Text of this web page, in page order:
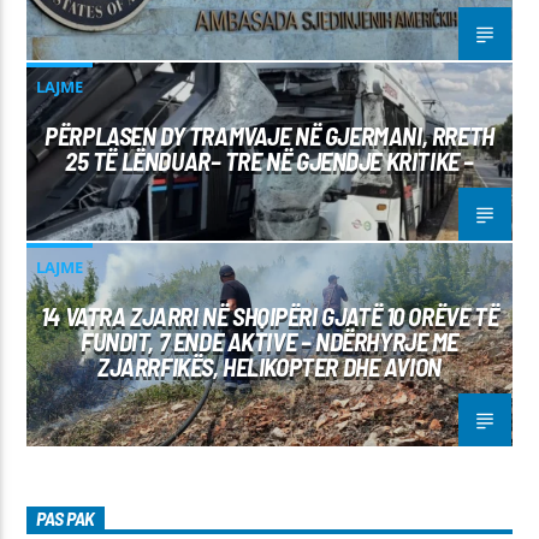
LAJME
PËRPLASEN DY TRAMVAJE NË GJERMANI, RRETH
25 TË LËNDUAR– TRE NË GJENDJE KRITIKE –
LAJME
14 VATRA ZJARRI NË SHQIPËRI GJATË 10 ORËVE TË
FUNDIT, 7 ENDE AKTIVE – NDËRHYRJE ME
ZJARRFIKËS, HELIKOPTER DHE AVION
PAS PAK